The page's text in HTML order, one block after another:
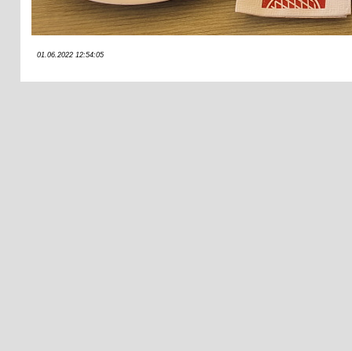
01.06.2022 12:54:05